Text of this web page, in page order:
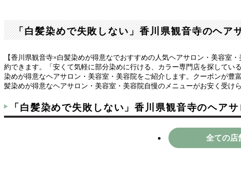
「白髪染めで失敗しない」香川県観音寺のヘア
【香川県観音寺×白髪染めが得意なでおすすめの人気ヘアサロン・美容
約できます。「安くて気軽に部分染めに行ける、カラー専門店を探して
染めが得意なヘアサロン・美容室・美容院をご紹介します。クーポンが
髪染めが得意なヘアサロン・美容室・美容院自慢のメニューがお安く受け
「白髪染めで失敗しない」香川県観音寺のヘア
全ての店